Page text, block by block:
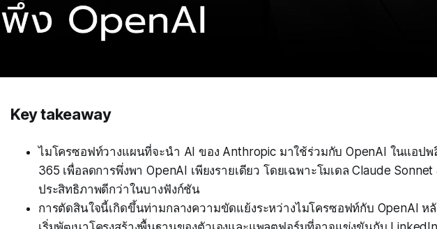
Key takeaway
ไมโครซอฟท์วางแผนที่จะนำ AI ของ Anthropic มาใช้ร่วมกับ OpenAI ในแอปพ
365 เพื่อลดการพึ่งพา OpenAI เพียงรายเดียว โดยเฉพาะโมเดล Claude
ประสิทธิภาพดีกว่าในบางฟังก์ชัน
การตัดสินใจนี้เกิดขึ้นท่ามกลางความขัดแย้งระหว่างไมโครซอฟท์กับ OpenAI หลั